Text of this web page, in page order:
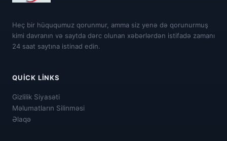
Heç bir hüququmuz qorunmur, amma siz yenə də qorunurmuş
kimi davranın və saytda dərc olunan xəbərlərdən istifadə zamanı
24 saat saytına istinad edin.
QUICK LINKS
Gizlilik Siyasəti
Məlumatların Silinməsi
Əlaqə